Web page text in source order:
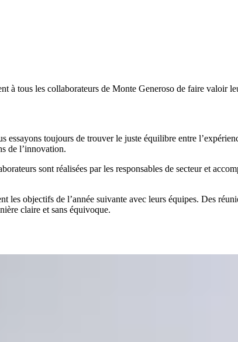
à tous les collaborateurs de Monte Generoso de faire valoir
essayons toujours de trouver le juste équilibre entre
de l’innovation.
sont réalisées par les responsables de secteur et
les objectifs de l’année suivante avec leurs équipes. Des
claire et sans équivoque.